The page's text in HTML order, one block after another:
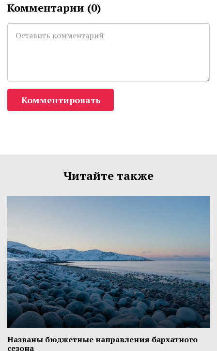
Комментарии (0)
Комментировать
Читайте также
Названы бюджетные направления бархатного
сезона